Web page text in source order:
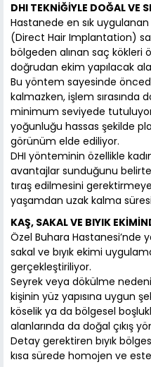
DHI TEKNİĞİYLE DOĞAL VE
Hastanede en sık
(Direct Hair Implantation)
bölgeden alınan saç kökleri
doğrudan ekim yapılacak
Bu yöntem sayesinde
kalmazken, işlem sırasında
minimum seviyede tutuluyor.
yoğunluğu hassas şekilde
görünüm elde ediliyor.
DHI yönteminin özellikle
avantajlar sunduğunu
tıraş edilmesini
yaşamdan uzak kalma
KAŞ, SAKAL VE BIYIK
Özel Buhara Hastanesi’nde
sakal ve bıyık ekimi
gerçekleştiriliyor.
Seyrek veya dökülme
kişinin yüz yapısına uygun
köselik ya da bölgesel
alanlarında da doğal çıkış
Detay gerektiren bıyık
kısa sürede homojen ve